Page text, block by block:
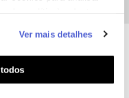
e
aos seus interesses
Pode gerir a
em "Configurar
Ver mais detalhes